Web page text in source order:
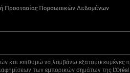
Προστασίας Πορσωπικών Δεδομένων
και επιθυμώ να λαμβάνω εξατομικευμένες
των εμπορικών σημάτων της